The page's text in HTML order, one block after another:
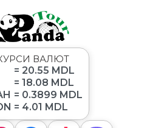
ВАЛЮТ
= 20.55 MDL
= 18.08 MDL
= 0.3899 MDL
= 4.01 MDL